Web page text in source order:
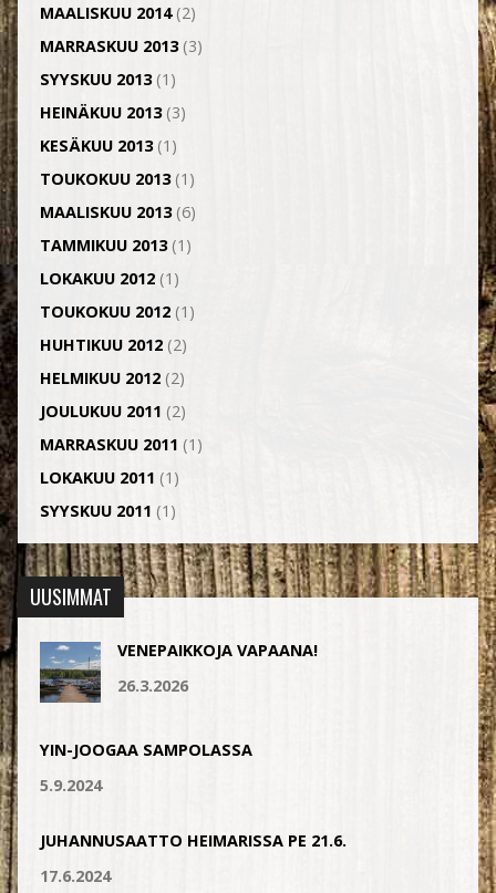
MAALISKUU 2014(2)
MARRASKUU 2013(3)
SYYSKUU 2013(1)
HEINÄKUU 2013(3)
KESÄKUU 2013(1)
TOUKOKUU 2013(1)
MAALISKUU 2013(6)
TAMMIKUU 2013(1)
LOKAKUU 2012(1)
TOUKOKUU 2012(1)
HUHTIKUU 2012(2)
HELMIKUU 2012(2)
JOULUKUU 2011 (2)
MARRASKUU 2011 (1)
LOKAKUU 2011 (1)
SYYSKUU 2011 (1)
UUSIMMAT
VENEPAIKKOJA VAPAANA!
26.3.2026
YIN-JOOGAA SAMPOLASSA
5.9.2024
JUHANNUSAATTO HEIMARISSA PE 21.6.
17.6.2024